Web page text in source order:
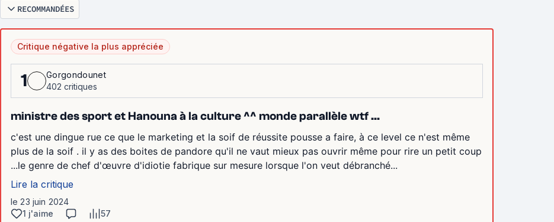
RECOMMANDÉES
Critique négative la plus appréciée
1
Gorgondounet
402 critiques
ministre des sport et Hanouna à la culture ^^ monde parallèle wtf ...
c'est une dingue rue ce que le marketing et la soif de réussite pousse a faire, à ce level ce n'est même
plus de la soif . il y as des boites de pandore qu'il ne vaut mieux pas ouvrir même pour rire un petit coup
...le genre de chef d'œuvre d'idiotie fabrique sur mesure lorsque l'on veut débranché...
Lire la critique
le 23 juin 2024
1 j'aime
57